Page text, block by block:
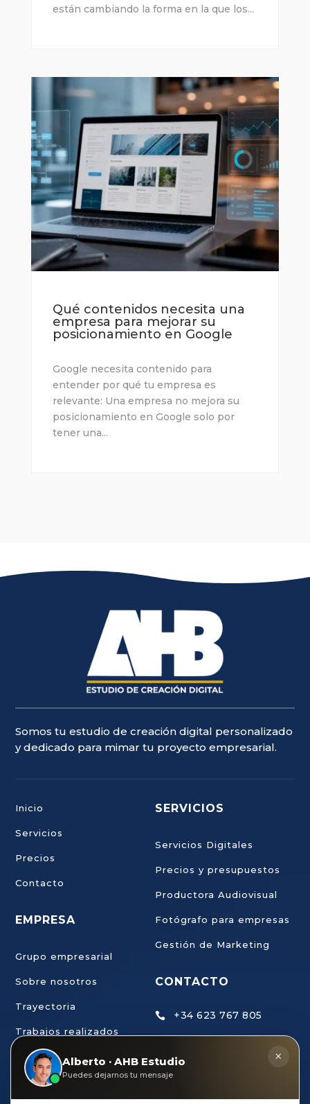
están cambiando la forma en la que los...
Qué contenidos necesita una
empresa para mejorar su
posicionamiento en Google
Google necesita contenido para
entender por qué tu empresa es
relevante: Una empresa no mejora su
posicionamiento en Google solo por
tener una...
Somos tu estudio de creación digital personalizado
y dedicado para mimar tu proyecto empresarial.
Inicio
Servicios
Precios
Contacto
EMPRESA
Grupo empresarial
Sobre nosotros
Trayectoria
Trabajos realizados
Trabaja con nosotros
SERVICIOS
Servicios Digitales
Precios y presupuestos
Productora Audiovisual
Fotógrafo para empresas
Gestión de Marketing
CONTACTO
 +34 623 767 805
ondigital.com
AHB Estudio de
Alberto · AHB Estudio
Puedes dejarnos tu mensaje
×